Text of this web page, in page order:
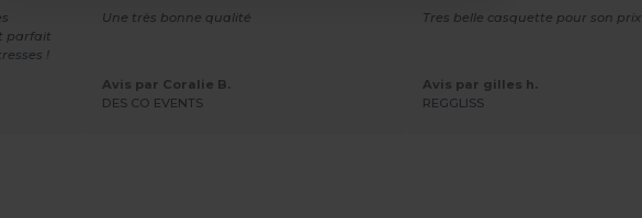
parfait
!
Une très bonne qualité
Avis par Coralie B.
DES CO EVENTS
Tres belle casquette pour son prix
Avis par gilles h.
REGGLISS